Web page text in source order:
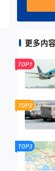
更多内
TOP1
TOP2
TOP3